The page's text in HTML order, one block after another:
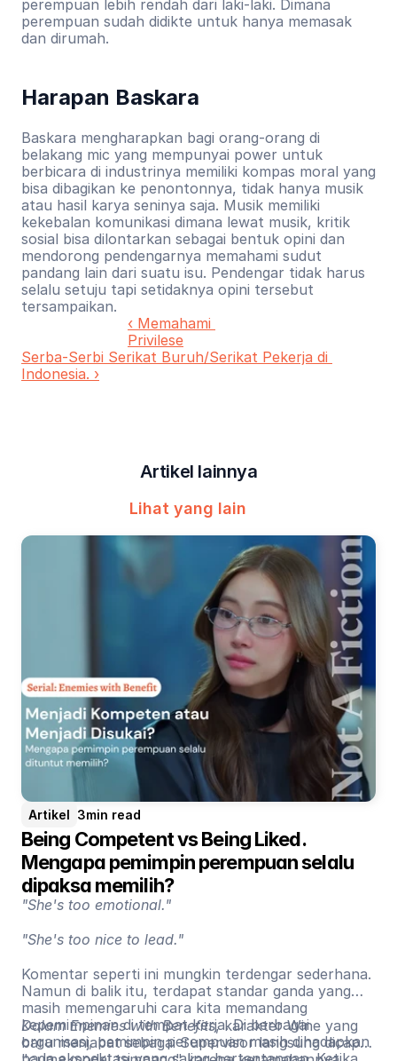
perempuan lebih rendah dari laki-laki. Dimana
perempuan sudah didikte untuk hanya memasak
dan dirumah.
Harapan Baskara
Baskara mengharapkan bagi orang-orang di
belakang mic yang mempunyai power untuk
berbicara di industrinya memiliki kompas moral yang
bisa dibagikan ke penontonnya, tidak hanya musik
atau hasil karya seninya saja. Musik memiliki
kekebalan komunikasi dimana lewat musik, kritik
sosial bisa dilontarkan sebagai bentuk opini dan
mendorong pendengarnya memahami sudut
pandang lain dari suatu isu. Pendengar tidak harus
selalu setuju tapi setidaknya opini tersebut
tersampaikan.
‹ Memahami
Privilese
Serba-Serbi Serikat Buruh/Serikat Pekerja di
Indonesia. ›
Artikel lainnya
Lihat yang lain
Artikel 3min read
Being Competent vs Being Liked.
Mengapa pemimpin perempuan selalu
dipaksa memilih?
"She's too emotional."
"She's too nice to lead."
Komentar seperti ini mungkin terdengar sederhana.
Namun di balik itu, terdapat standar ganda yang
masih memengaruhi cara kita memandang
kepemimpinan di tempat kerja. Di berbagai
organisasi, pemimpin perempuan masih dihadapkan
Dalam Enemies with Benefits, karakter Wine yang
baru menjabat sebagai Supervisor langsung dicap